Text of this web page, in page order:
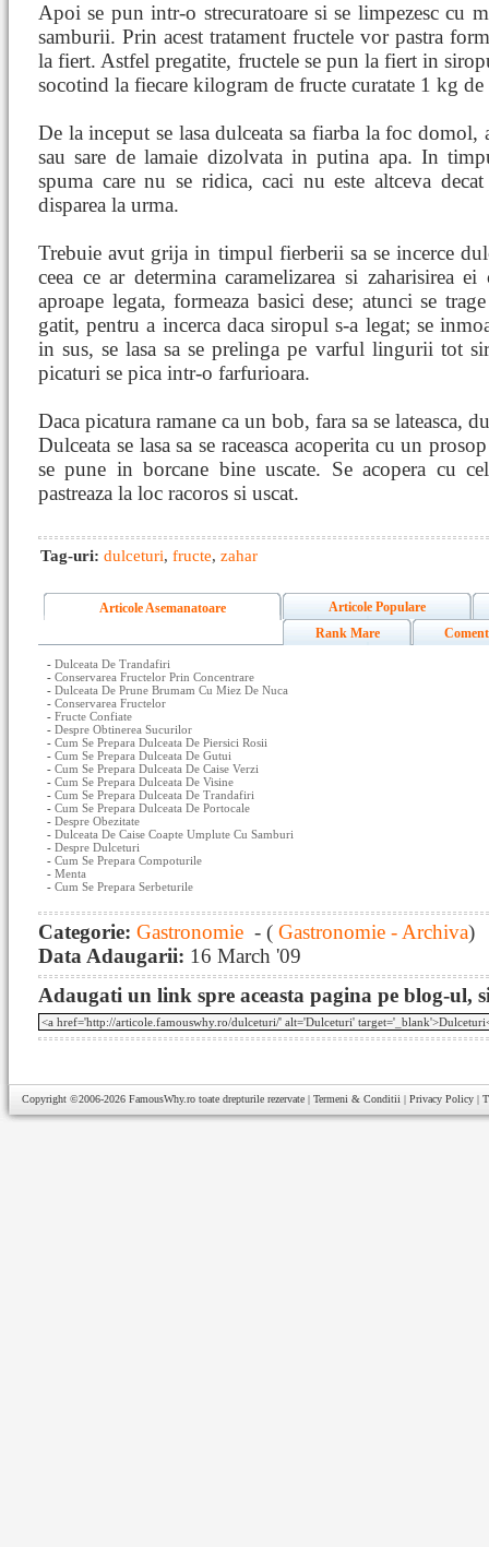
Apoi se pun intr-o strecuratoare si se limpezesc cu
samburii. Prin acest tratament fructele vor pastra
la fiert. Astfel pregatite, fructele se pun la fiert in
socotind la fiecare kilogram de fructe curatate 1 kg de
De la inceput se lasa dulceata sa fiarba la foc domol,
sau sare de lamaie dizolvata in putina apa. In
spuma care nu se ridica, caci nu este altceva
disparea la urma.
Trebuie avut grija in timpul fierberii sa se incerce
ceea ce ar determina caramelizarea si zaharisirea
aproape legata, formeaza basici dese; atunci se
gatit, pentru a incerca daca siropul s-a legat; se
in sus, se lasa sa se prelinga pe varful lingurii tot
picaturi se pica intr-o farfurioara.
Daca picatura ramane ca un bob, fara sa se lateasca,
Dulceata se lasa sa se raceasca acoperita cu un
se pune in borcane bine uscate. Se acopera cu
pastreaza la loc racoros si uscat.
Tag-uri: dulceturi, fructe, zahar
Articole Asemanatoare
Articole Populare
Rank Mare
- Dulceata De Trandafiri
- Conservarea Fructelor Prin Concentrare
- Dulceata De Prune Brumam Cu Miez De Nuca
- Conservarea Fructelor
- Fructe Confiate
- Despre Obtinerea Sucurilor
- Cum Se Prepara Dulceata De Piersici Rosii
- Cum Se Prepara Dulceata De Gutui
- Cum Se Prepara Dulceata De Caise Verzi
- Cum Se Prepara Dulceata De Visine
- Cum Se Prepara Dulceata De Trandafiri
- Cum Se Prepara Dulceata De Portocale
- Despre Obezitate
- Dulceata De Caise Coapte Umplute Cu Samburi
- Despre Dulceturi
- Cum Se Prepara Compoturile
- Menta
- Cum Se Prepara Serbeturile
Categorie: Gastronomie - ( Gastronomie - Archiva)
Data Adaugarii: 16 March '09
Adaugati un link spre aceasta pagina pe blog-ul,
Copyright ©2006-2026 FamousWhy.ro toate drepturile rezervate | Termeni & Conditii | Privacy Policy |